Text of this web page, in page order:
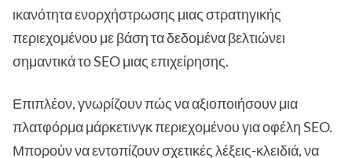
ικανότητα ενορχήστρωσης μιας στρατηγικής
περιεχομένου με βάση τα δεδομένα βελτιώνει
σημαντικά το SEO μιας επιχείρησης.
Επιπλέον, γνωρίζουν πώς να αξιοποιήσουν μια
πλατφόρμα μάρκετινγκ περιεχομένου για οφέλη SEO.
Μπορούν να εντοπίζουν σχετικές λέξεις-κλειδιά, να